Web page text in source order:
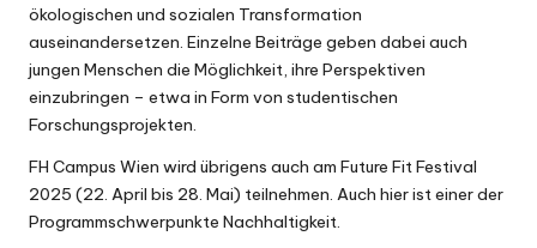
ökologischen und sozialen Transformation
auseinandersetzen. Einzelne Beiträge geben dabei auch
jungen Menschen die Möglichkeit, ihre Perspektiven
einzubringen – etwa in Form von studentischen
Forschungsprojekten.
FH Campus Wien wird übrigens auch am Future Fit Festival
2025 (22. April bis 28. Mai) teilnehmen. Auch hier ist einer der
Programmschwerpunkte Nachhaltigkeit.